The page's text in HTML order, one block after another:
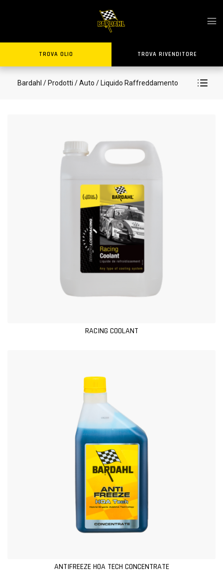
TROVA OLIO TROVA RIVENDITORE
Bardahl / Prodotti / Auto / Liquido Raffreddamento
RACING COOLANT
ANTIFREEZE HOA TECH CONCENTRATE